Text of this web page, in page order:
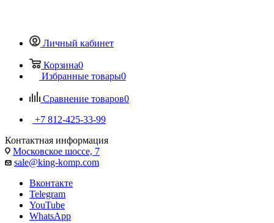
Личный кабинет
Корзина0
Избранные товары0
Сравнение товаров0
+7 812-425-33-99
Контактная информация
Московское шоссе, 7
sale@king-komp.com
Вконтакте
Telegram
YouTube
WhatsApp